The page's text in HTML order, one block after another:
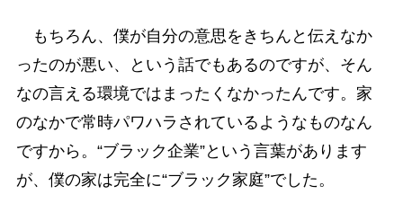
もちろん、僕が自分の意思をきちんと伝えなか
ったのが悪い、という話でもあるのですが、そん
なの言える環境ではまったくなかったんです。家
のなかで常時パワハラされているようなものなん
ですから。“ブラック企業”という言葉があります
が、僕の家は完全に“ブラック家庭”でした。